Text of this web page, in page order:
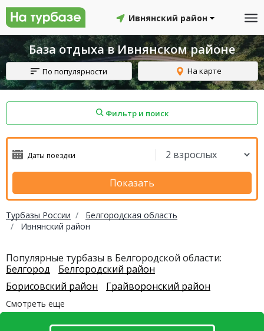
Ивнянский район
База отдыха в Ивнянском районе
По популярности На карте
Фильтр и поиск
Показать
Турбазы России
Белгородская область
Ивнянский район
Популярные турбазы в Белгородской области:
Белгород
Белгородский район
Борисовский район
Грайворонский район
Смотреть еще
Смоленский район Топчихинский район
Северодвинск Устьянский район